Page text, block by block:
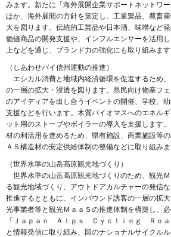
みます。新たに「海外展開企業サポートネットワ
ほか、海外展開の方針を策定し、工業製品、農畜
大を図ります。伝統的工芸品や日本酒、味噌など
価値商品の開発支援や、インフルエンサーを活用
上などを通じ、ブランド力の強化にも取り組みます
（しあわせバイ信州運動の推進）
エシカル消費と地域内経済循環を促進するため、
の一層の拡大・浸透を図ります。県民向け物産フ
のアイディアを出し合うイベントの開催、学校、
支援などを行います。木質バイオマスへのエネル
ット用のストーブやボイラーの導入を支援します
材の利活用を進めるため、県有施設、商業施設等
ＡＳ構造材の安定供給体制の整備などに取り組みま
（世界水準の山岳高原観光地づくり）
世界水準の山岳高原観光地づくりのため、観光
る観光地域づくり、アウトドアカルチャーの発信
推進するとともに、インバウンド誘客の一層の拡
光事業者等と観光ＭａａＳの推進体制を構築し、必
「Ｊａｐａｎ Ａｌｐｓ Ｃｙｃｌｉｎｇ Ｒｏａ
と情報発信に取り組み、国のナショナルサイクル